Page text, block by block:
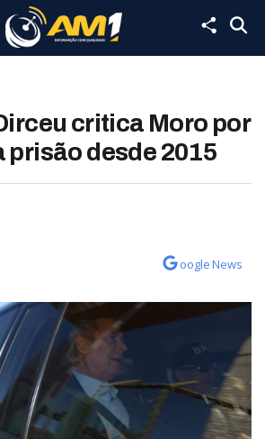
critica Moro por
prisão desde 2015
oogle News